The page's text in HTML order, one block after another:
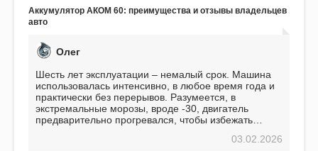
Аккумулятор АКОМ 60: преимущества и отзывы владельцев
авто
Олег
Шесть лет эксплуатации – немалый срок. Машина
использовалась интенсивно, в любое время года и
практически без перерывов. Разумеется, в
экстремальные морозы, вроде -30, двигатель
предварительно прогревался, чтобы избежать
использования не было ни единой поломки,03.02.2026